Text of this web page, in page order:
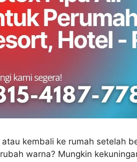
kembali ke rumah setelah
warna? Mungkin